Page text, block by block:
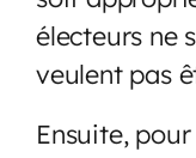
électeurs ne
veulent pas
Ensuite,